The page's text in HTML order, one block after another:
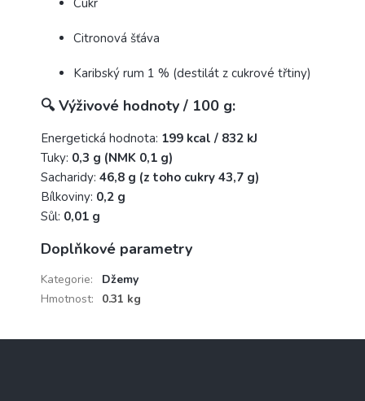
Citronová šťáva
Karibský rum 1 % (destilát z cukrové třtiny)
🔍Výživové hodnoty / 100 g:
Energetická hodnota: 199 kcal / 832 kJ
Tuky: 0,3 g (NMK 0,1 g)
Sacharidy: 46,8 g (z toho cukry 43,7 g)
Bílkoviny: 0,2 g
Sůl: 0,01 g
Doplňkové parametry
Kategorie:
Džemy
Hmotnost: 0.31 kg